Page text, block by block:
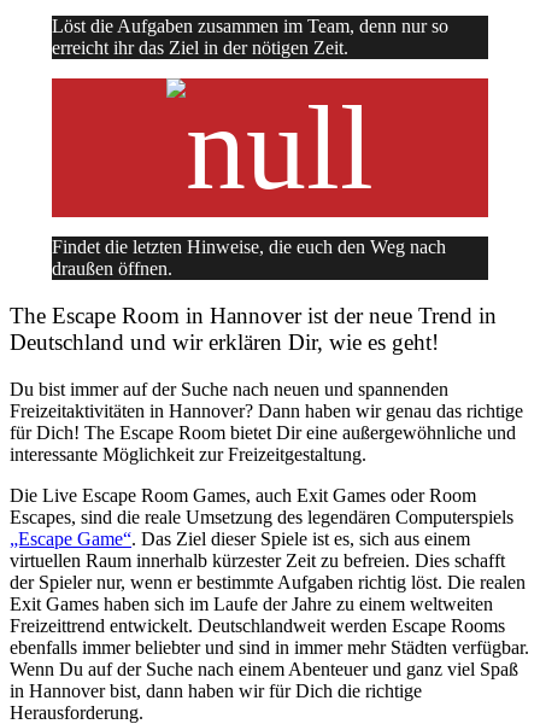
Löst die Aufgaben zusammen im Team, denn nur so
erreicht ihr das Ziel in der nötigen Zeit.
Findet die letzten Hinweise, die euch den Weg nach
draußen öffnen.
The Escape Room in Hannover ist der neue Trend in
Deutschland und wir erklären Dir, wie es geht!
Du bist immer auf der Suche nach neuen und spannenden
Freizeitaktivitäten in Hannover? Dann haben wir genau das richtige
für Dich! The Escape Room bietet Dir eine außergewöhnliche und
interessante Möglichkeit zur Freizeitgestaltung.
Die Live Escape Room Games, auch Exit Games oder Room
Escapes, sind die reale Umsetzung des legendären Computerspiels
„Escape Game“. Das Ziel dieser Spiele ist es, sich aus einem
virtuellen Raum innerhalb kürzester Zeit zu befreien. Dies schafft
der Spieler nur, wenn er bestimmte Aufgaben richtig löst. Die realen
Exit Games haben sich im Laufe der Jahre zu einem weltweiten
Freizeittrend entwickelt. Deutschlandweit werden Escape Rooms
ebenfalls immer beliebter und sind in immer mehr Städten verfügbar.
Wenn Du auf der Suche nach einem Abenteuer und ganz viel Spaß
in Hannover bist, dann haben wir für Dich die richtige
Herausforderung.